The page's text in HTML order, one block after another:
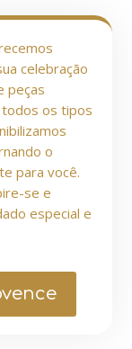
celebração
peças
os tipos
o
para você.
se e
especial e